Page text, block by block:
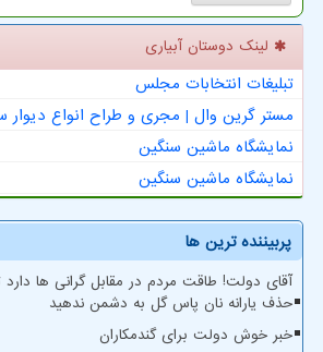
لینک دوستان آبیاری
تبلیغات انتخابات مجلس
مستر گرین وال | مجری و طراح انواع دیوار
نمایشگاه ماشین سنگین
نمایشگاه ماشین سنگین
پربیننده ترین ها
آقای دولت! طاقت مردم در مقابل گرانی ها
حذف یارانه نان پاس گل به دشمن ندهید
خبر خوش دولت برای گندمکاران